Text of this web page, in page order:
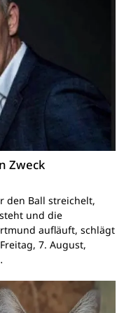
Zweck
den Ball streichelt,
und die
aufläuft, schlägt
7. August,